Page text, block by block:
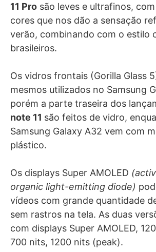
11 Pro são leves e ultrafinos,
cores que nos dão a sensação
verão, combinando com o estilo
brasileiros.
Os vidros frontais (Gorilla Glass
mesmos utilizados no Samsung
porém a parte traseira dos
note 11 são feitos de vidro,
Samsung Galaxy A32 vem com
plástico.
Os displays Super AMOLED
organic light-emitting diode)
vídeos com grande quantidade
sem rastros na tela. As duas
com displays Super AMOLED,
700 nits, 1200 nits (peak).